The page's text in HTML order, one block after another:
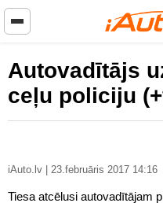
Autovadītājs
ceļu policiju
iAuto.lv | 23.februāris 2017 14:16
Tiesa atcēlusi autovadītājam